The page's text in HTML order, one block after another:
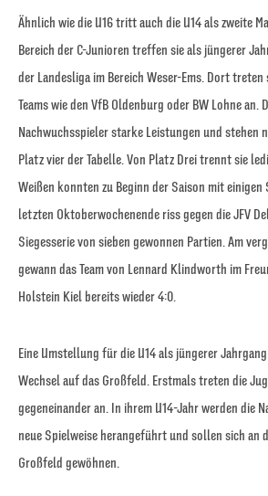
Ähnlich wie die U16 tritt auch die U14 als zweite
Bereich der C-Junioren treffen sie als jüngerer
der Landesliga im Bereich Weser-Ems. Dort
Teams wie den VfB Oldenburg oder BW Lohne an.
Nachwuchsspieler starke Leistungen und stehen
Platz vier der Tabelle. Von Platz Drei trennt sie
Weißen konnten zu Beginn der Saison mit einigen
letzten Oktoberwochenende riss gegen die JFV
Siegesserie von sieben gewonnen Partien. Am
gewann das Team von Lennard Klindworth im
Holstein Kiel bereits wieder 4:0.
Eine Umstellung für die U14 als jüngerer
Wechsel auf das Großfeld. Erstmals treten die
gegeneinander an. In ihrem U14-Jahr werden die
neue Spielweise herangeführt und sollen sich an
Großfeld gewöhnen.